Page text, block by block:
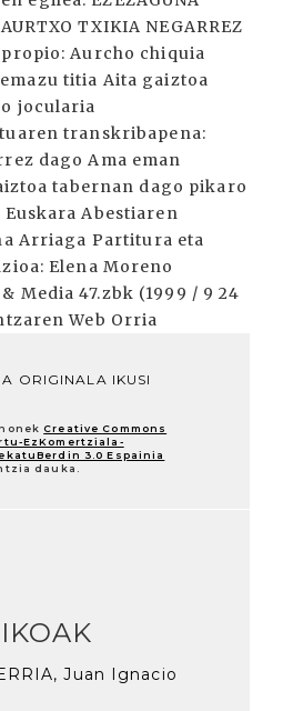
TXIKIA NEGARREZ
Aurcho chiquia
titia Aita gaiztoa
jocularia
transkribapena:
dago Ama eman
tabernan dago pikaro
Abestiaren
Arriaga Partitura eta
Elena Moreno
Media 47.zbk (1999 / 9 24
Web Orria
ORIGINALA IKUSI
Creative Commons
EzKomertziala-
3.0 Espainia
dauka.
Juan Ignacio